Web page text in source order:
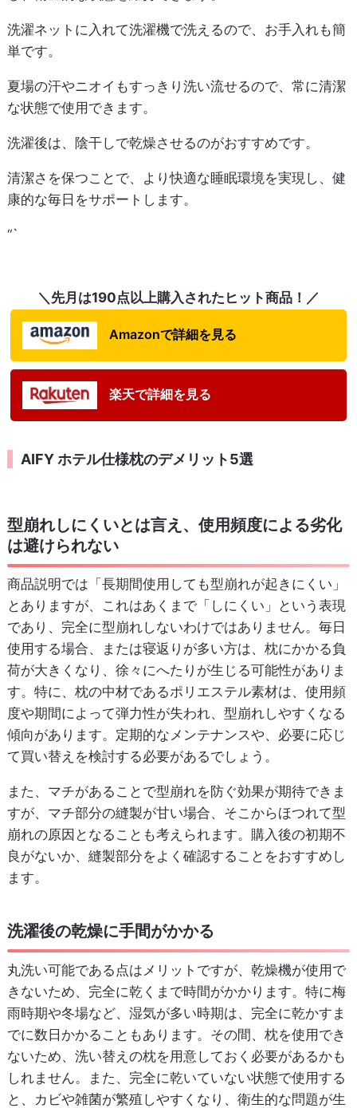
洗濯ネットに入れて洗濯機で洗えるので、お手入れも簡
単です。
夏場の汗やニオイもすっきり洗い流せるので、常に清潔
な状態で使用できます。
洗濯後は、陰干しで乾燥させるのがおすすめです。
清潔さを保つことで、より快適な睡眠環境を実現し、健
康的な毎日をサポートします。
“`
＼先月は190点以上購入されたヒット商品！／
Amazonで詳細を見る
楽天で詳細を見る
AIFY ホテル仕様枕のデメリット5選
型崩れしにくいとは言え、使用頻度による劣化
は避けられない
商品説明では「長期間使用しても型崩れが起きにくい」
とありますが、これはあくまで「しにくい」という表現
であり、完全に型崩れしないわけではありません。毎日
使用する場合、または寝返りが多い方は、枕にかかる負
荷が大きくなり、徐々にへたりが生じる可能性がありま
す。特に、枕の中材であるポリエステル素材は、使用頻
度や期間によって弾力性が失われ、型崩れしやすくなる
傾向があります。定期的なメンテナンスや、必要に応じ
て買い替えを検討する必要があるでしょう。
また、マチがあることで型崩れを防ぐ効果が期待できま
すが、マチ部分の縫製が甘い場合、そこからほつれて型
崩れの原因となることも考えられます。購入後の初期不
良がないか、縫製部分をよく確認することをおすすめし
ます。
洗濯後の乾燥に手間がかかる
丸洗い可能である点はメリットですが、乾燥機が使用で
きないため、完全に乾くまで時間がかかります。特に梅
雨時期や冬場など、湿気が多い時期は、完全に乾かすま
でに数日かかることもあります。その間、枕を使用でき
ないため、洗い替えの枕を用意しておく必要があるかも
しれません。また、完全に乾いていない状態で使用する
と、カビや雑菌が繁殖しやすくなり、衛生的な問題が生